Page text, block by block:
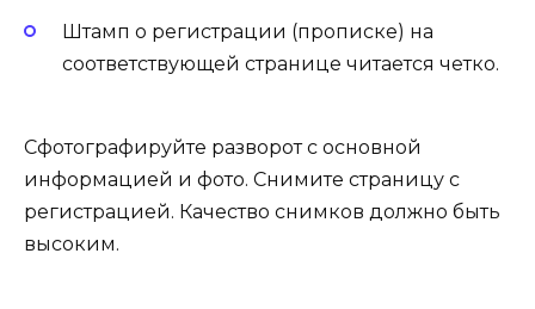
Штамп о регистрации (прописке) на
соответствующей странице читается четко.
Сфотографируйте разворот с основной
информацией и фото. Снимите страницу с
регистрацией. Качество снимков должно быть
высоким.